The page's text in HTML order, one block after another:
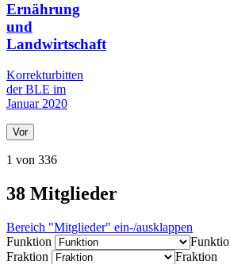
Ernährung
und
Landwirtschaft
Korrekturbitten
der BLE im
Januar 2020
Vor
1 von 336
38 Mitglieder
Bereich "Mitglieder" ein-/ausklappen
Funktion
Fraktion
Fraktion